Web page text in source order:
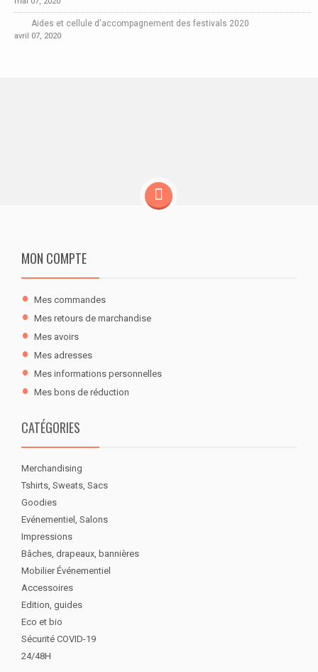
Aides et cellule d'accompagnement des festivals 2020
avril 07, 2020
MON COMPTE
Mes commandes
Mes retours de marchandise
Mes avoirs
Mes adresses
Mes informations personnelles
Mes bons de réduction
CATÉGORIES
Merchandising
Tshirts, Sweats, Sacs
Goodies
Evénementiel, Salons
Impressions
Bâches, drapeaux, bannières
Mobilier Événementiel
Accessoires
Edition, guides
Eco et bio
Sécurité COVID-19
24/48H